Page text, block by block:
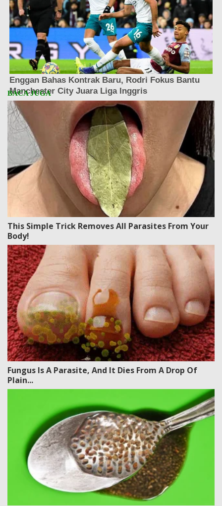
This Simple Trick Removes All Parasites From Your
Body!
Fungus Is A Parasite, And It Dies From A Drop Of
Plain...